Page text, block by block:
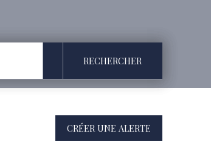
RECHERCHER
CRÉER UNE ALERTE